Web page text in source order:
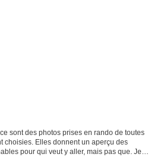
sont des photos prises en rando de toutes
choisies. Elles donnent un aperçu des
pour qui veut y aller, mais pas que. Je